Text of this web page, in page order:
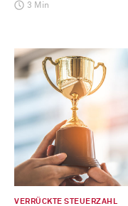
3 Min
VERRÜCKTE STEUERZAHL